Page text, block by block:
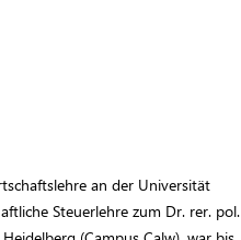
an der Universität
Steuerlehre zum Dr. rer. pol.